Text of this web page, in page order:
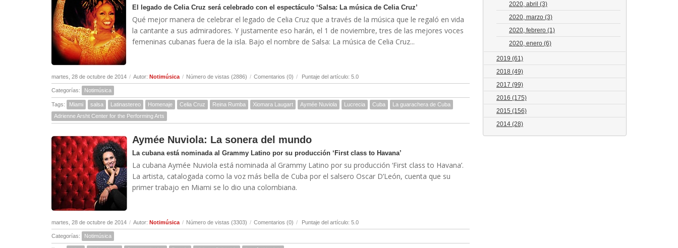
El legado de Celia Cruz será celebrado con el espectáculo ‘Salsa: La música de Celia Cruz’
Qué mejor manera de celebrar el legado de Celia Cruz que a través de la música que le regaló en vida
la cantante a sus admiradores. Y justamente eso harán, el 1 de noviembre, tres de las mejores voces
femeninas cubanas fuera de la isla. Bajo el nombre de Salsa: La música de Celia Cruz...
martes, 28 de octubre de 2014 / Autor: Notimúsica / Número de vistas (2886) / Comentarios (0) / Puntaje del artículo: 5.0
Categorías: Notimúsica
Tags: Miami salsa Latinastereo Homenaje Celia Cruz Reina Rumba Xiomara Laugart Aymée Nuviola Lucrecia Cuba
La guarachera de Cuba
Adrienne Arsht Center for the Performing Arts
Aymée Nuviola: La sonera del mundo
La cubana está nominada al Grammy Latino por su producción ‘First class to Havana’
La cubana Aymée Nuviola está nominada al Grammy Latino por su producción ‘First class to Havana’.
La artista, catalogada como la voz más bella de Cuba por el salsero Oscar D’León, cuenta que su
primer trabajo en Miami se lo dio una colombiana.
martes, 28 de octubre de 2014 / Autor: Notimúsica / Número de vistas (3303) / Comentarios (0) / Puntaje del artículo: 5.0
Categorías: Notimúsica
2020, abril (3)
2020, marzo (3)
2020, febrero (1)
2020, enero (6)
2019 (61)
2018 (49)
2017 (99)
2016 (175)
2015 (156)
2014 (28)